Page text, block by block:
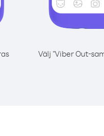
Välj "Viber Out-